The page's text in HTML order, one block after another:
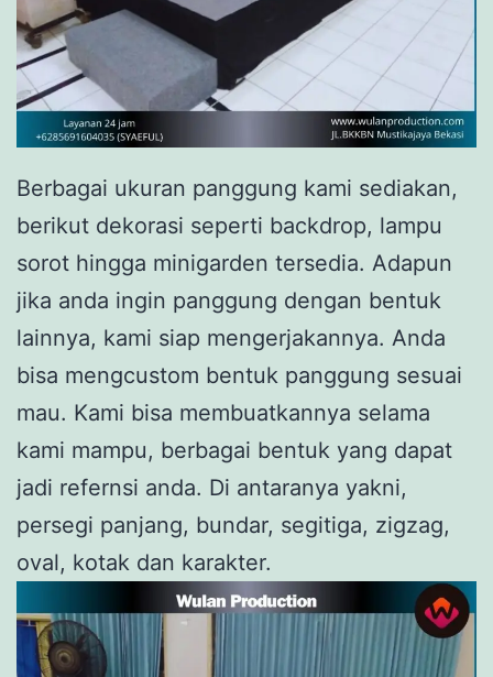
Berbagai ukuran panggung kami sediakan,
berikut dekorasi seperti backdrop, lampu
sorot hingga minigarden tersedia. Adapun
jika anda ingin panggung dengan bentuk
lainnya, kami siap mengerjakannya. Anda
bisa mengcustom bentuk panggung sesuai
mau. Kami bisa membuatkannya selama
kami mampu, berbagai bentuk yang dapat
jadi refernsi anda. Di antaranya yakni,
persegi panjang, bundar, segitiga, zigzag,
oval, kotak dan karakter.